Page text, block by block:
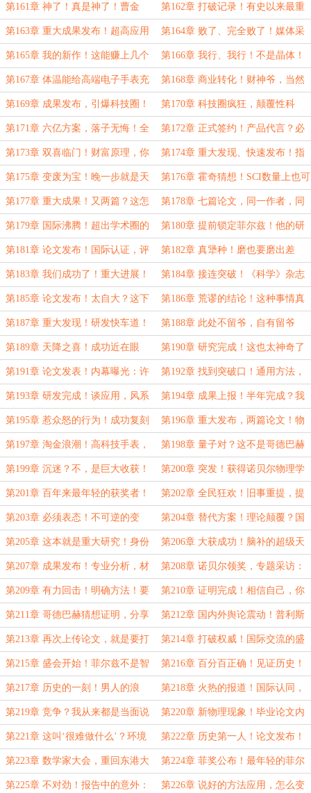
我为所里省钱了…… 万一呢、万一呢……
第161章 神了！真是神了！曹金
泉：要卖房了……
第162章 打破记录！有史以来最重
要的高温超导材料！
第163章 重大成果发布！超高应用
价值！邬贵田：心服口服啊……
第164章 败了、完全败了！媒体采
访，我差点信了……
第165章 我的新作！这能赚上几个
小目标！
第166章 我行、我行！不是晶体！
总要有人为此牺牲……
第167章 体温能给高端电子手表充
电了！
第168章 商业转化！财神爷，当然
要供起来了……
第169章 成果发布，引爆科技圈！
风系魔杖？还真行得通……
第170章 科技圈疯狂，颠覆性科
技！原来是材料专家……
第171章 六亿方案，落子无悔！全
世界也就你敢这么说了！
第172章 正式签约！产品代言？必
须要尽快，分担风险……
第173章 双喜临门！财富原理，你
和我？这就去……
第174章 重大发现、快速发布！指
导实验？为什么总是错过……
第175章 变废为宝！晚一步就是天
堑！张明浩：我真是操碎了心……
第176章 霍奇猜想！SCI数量上也可
以刷一刷……
第177章 重大成果！又两篇？这怎
么可能……
第178章 七篇论文，同一作者，同
时发布！那个很有名气的天才……
第179章 国际沸腾！超出学术圈的
关注，菲尔兹奖，资金池被清空……
第180章 提前锁定菲尔兹！他的研
究能改变世界……
第181章 论文发布！国际认证，评
不上就是评选有问题……
第182章 真犟种！磨也要磨出差
别！到底是哪个专家……
第183章 我们成功了！重大进展！
谁也想不到的方法……
第184章 接连突破！《科学》杂志
论文，需要一年？我们解决了……
第185章 论文发布！太自大？这下
确定了，我们不缺成果……
第186章 荒谬的结论！这种事情真
的可能吗？
第187章 重大发现！研发快车道！
我们自己也能有成果……
第188章 此处不留爷，自有留爷
处！谈崩了，我不干了……
第189章 天降之喜！成功近在眼
前？没有谈到的重点……
第190章 研究完成！这也太神奇了
吧？肯定是有变动……
第191章 论文发表！内幕曝光：许
院士厉害……
第192章 找到突破口！通用方法，
干劲和声名狼藉……
第193章 研发完成！谈应用，风系
火系雷系魔杖？
第194章 成果上报！半年完成？我
收回刚才的话……
第195章 惹众怒的行为！成功复刻
实验，去找总编！
第196章 重大发布，两篇论文！物
理界开启淘金潮……
第197章 淘金浪潮！高科技手表，
必须显摆一波！
第198章 量子对？这不是哥德巴赫
猜想么！
第199章 沉迷？不，是巨大收获！
解决问题的方法……
第200章 突发！获得诺贝尔物理学
奖！
第201章 百年来最年轻的获奖者！
直播获奖感言……
第202章 全民狂欢！旧事重提，提
问才是导火索！
第203章 必须表态！不可逆的变
化，找到突破口……
第204章 替代方案！理论颠覆？国
际学者：绝不认同！
第205章 这本就是重大研究！身份
绑架，耗时间的倒霉鬼……
第206章 大获成功！脑补的超级天
才，谁是笑柄……
第207章 成果发布！专业分析，材
料、现象？这不可能……
第208章 诺贝尔领奖，专题采访：
证明哥德巴赫猜想？
第209章 有力回击！明确方法！要
不要听听你在说什么……
第210章 证明完成！相信自己，你
就是那种人……
第211章 哥德巴赫猜想证明，分享
给大家！
第212章 国内外舆论震动！普利斯
顿高等研究院？他们为何如此自
信……
第213章 再次上传论文，就是要打
破权威金身！
第214章 打破权威！国际交流的盛
会！
第215章 盛会开始！菲尔兹不是智
商奖，自信和紧张……
第216章 百分百正确！见证历史！
这就是差距……
第217章 历史的一刻！男人的浪
漫！这简直是最棒的点子……
第218章 火热的报道！国际认同，
ZXZ超材料！
第219章 竞争？我从来都是当面说
人坏话！
第220章 新物理现象！毕业论文内
容，两年以上？几分钟……
第221章 这叫‘很难做什么’？环境
模拟、特性提升！
第222章 历史第一人！论文发布！
革命性突破和退休申请……
第223章 数学家大会，重回东港大
学！荣誉和尴尬……
第224章 菲奖公布！最年轻的菲尔
兹获得者！
第225章 不对劲！报告中的意外： 第226章 说好的方法应用，怎么变